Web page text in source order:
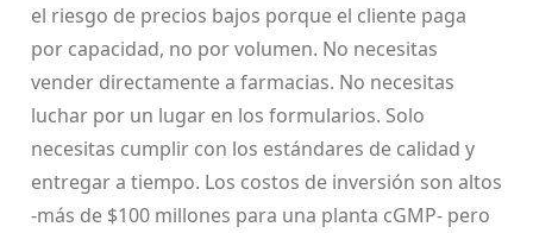
el riesgo de precios bajos porque el cliente paga
por capacidad, no por volumen. No necesitas
vender directamente a farmacias. No necesitas
luchar por un lugar en los formularios. Solo
necesitas cumplir con los estándares de calidad y
entregar a tiempo. Los costos de inversión son altos
-más de $100 millones para una planta cGMP- pero